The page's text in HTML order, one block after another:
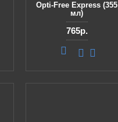
Opti-Free Express (355
мл)
765р.